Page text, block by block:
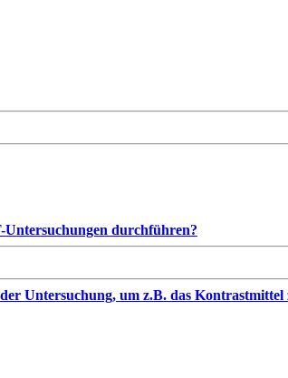
Untersuchungen durchführen?
Untersuchung, um z.B. das